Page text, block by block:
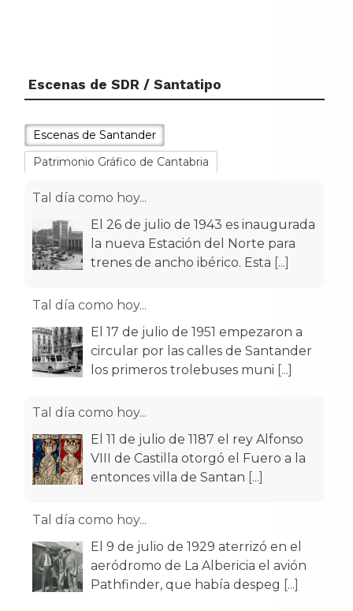
Escenas de SDR / Santatipo
Escenas de Santander
Patrimonio Gráfico de Cantabria
Tal día como hoy...
El 26 de julio de 1943 es inaugurada
la nueva Estación del Norte para
trenes de ancho ibérico. Esta [...]
Tal día como hoy...
El 17 de julio de 1951 empezaron a
circular por las calles de Santander
los primeros trolebuses muni [...]
Tal día como hoy...
El 11 de julio de 1187 el rey Alfonso
VIII de Castilla otorgó el Fuero a la
entonces villa de Santan [...]
Tal día como hoy...
El 9 de julio de 1929 aterrizó en el
aeródromo de La Albericia el avión
Pathfinder, que había despeg
[...]